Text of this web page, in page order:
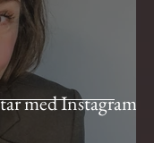
med Instagram